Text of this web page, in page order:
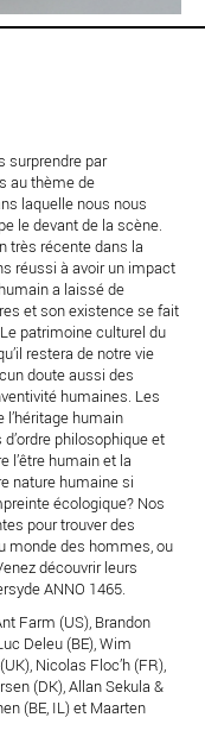
surprendre par
au thème de
laquelle nous nous
le devant de la scène.
très récente dans la
réussi à avoir un impact
a laissé de
et son existence se fait
patrimoine culturel du
restera de notre vie
doute aussi des
humaines. Les
l’héritage humain
philosophique et
l’être humain et la
nature humaine si
écologique? Nos
pour trouver des
monde des hommes, ou
découvrir leurs
ANNO 1465.
Farm (US), Brandon
Deleu (BE), Wim
Nicolas Floc’h (FR),
(DK), Allan Sekula &
(BE, IL) et Maarten